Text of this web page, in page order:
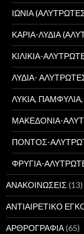
ΙΩΝΙΑ
ΚΑΡΙΑ-ΛΥΔΙΑ
ΚΙΛΙΚΙΑ-
ΛΥΔΙΑ-
ΛΥΚΙΑ,
ΜΑΚΕΔΟΝΙΑ-
ΠΟΝΤΟΣ-
ΦΡΥΓΙΑ-
ΑΝΑΚΟΙΝΩΣΕΙΣ (13)
ΑΝΤΙΑΙΡΕΤΙΚΟ
ΑΡΘΡΟΓΡΑΦΙΑ(65)